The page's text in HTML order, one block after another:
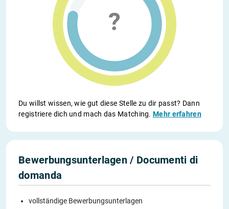
Du willst wissen, wie gut diese Stelle zu dir passt? Dann
registriere dich und mach das Matching.Mehr erfahren
Bewerbungsunterlagen / Documenti di
domanda
vollständige Bewerbungsunterlagen